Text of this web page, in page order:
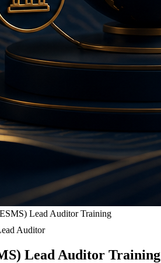
Lead Auditor Training
Auditor
Lead Auditor Training